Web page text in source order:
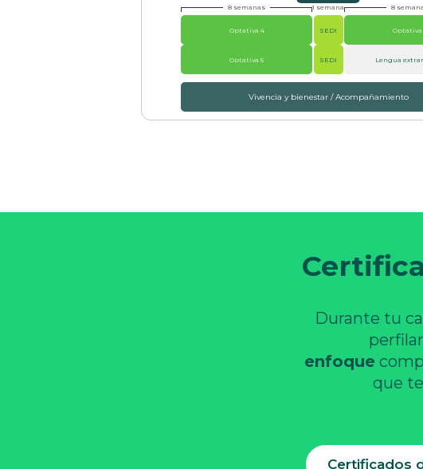
8 semanas
Optativa 4
Optativa 5
1 semana
SEDI
SEDI
8
Optativa
Lengua
Vivencia y bienestar / Acompañamiento
Durante tu
enfoque
que
Certificados